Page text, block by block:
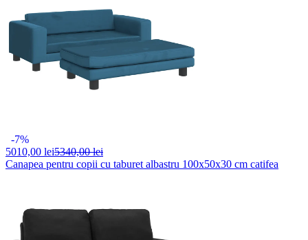
-7%
5010,00 lei5340,00 lei
Canapea pentru copii cu taburet albastru 100x50x30 cm catifea